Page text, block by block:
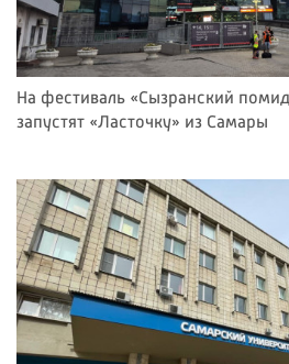
На фестиваль «Сызранский
запустят «Ласточку» из Самары